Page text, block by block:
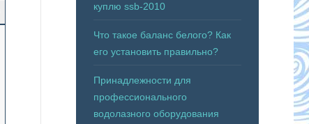
куплю ssb-2010
Что такое баланс белого? Как
его установить правильно?
Принадлежности для
профессионального
водолазного оборудования